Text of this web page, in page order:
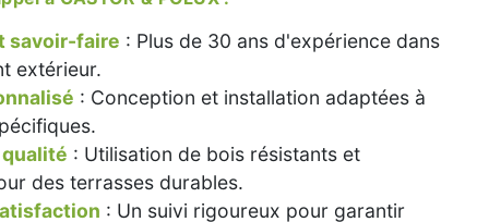
savoir-faire : Plus de 30 ans d'expérience dans
extérieur.
: Conception et installation adaptées à
: Utilisation de bois résistants et
des terrasses durables.
: Un suivi rigoureux pour garantir